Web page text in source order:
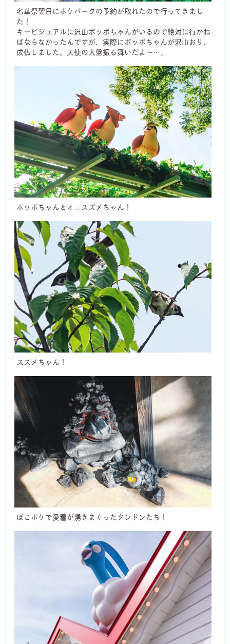
名華祭翌日にポケパークの予約が取れたので行ってきまし
た！
キービジュアルに沢山ポッポちゃんがいるので絶対に行かね
ばならなかったんですが、実際にポッポちゃんが沢山おり、
成仏しました。天使の大盤振る舞いだよ〜…。
ポッポちゃんとオニスズメちゃん！
スズメちゃん！
ぽこポケで愛着が湧きまくったタンドンたち！